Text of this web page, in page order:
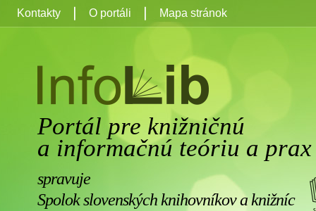
Portál pre knižničnú
a informačnú teóriu a prax
spravuje
Spolok slovenských knihovníkov a knižníc
Kontakty O portáli Mapa stránok